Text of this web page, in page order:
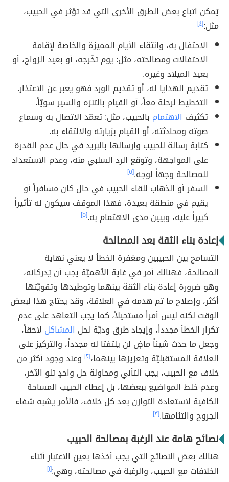
يُمكن اتباع بعض الطرق الأخرى التي قد تؤثر في الحبيب،
مثل:[٤]
الاحتفال به، وانتقاء الأيام المميزة والخاصة لإقامة
الاحتفالات ومصالحته، مثل: يوم تخّرجه، أو بعيد الزواج، أو
بعيد الميلاد وغيره.
تقديم الهدايا له، أو تقديم الورد فهو يعبر عن الاعتذار.
التخطيط لرحلة معاً، أو القيام بالتنزه والسير سويّاً.
تكثيف الاهتمام بالحبيب، مثل: تعمّد الاتصال به وسماع
صوته ومحادثته، أو القيام بزيارته والالتقاء به.
كتابة رسالة للحبيب وإرسالها بالبريد في حال عدم القدرة
على المواجهة، وتوقع الرد السلبي منه، وعدم الاستعداد
للمصالحة وجهاً لوجه.[٥]
السفر أو الذهاب للقاء الحبيب في حال كان مسافراً أو
يقيم في منطقة بعيدة، فهذا الموقف سيكون له تأثيراً
كبيراً عليه، ويبين مدى الاهتمام به.[٥]
إعادة بناء الثقة بعد المصالحة
التسامح بين الحبيبين ومغفرة الخطأ لا يعني نهاية
المصالحة، فهنالك أمر في غاية الأهميّة يجب أن يُدركانه،
وهو ضرورة إعادة بناء الثقة بينهما وتوطيدها وتقويّتها
أكثر، وإصلاح ما تم هدمه في العلاقة، وقد يحتاج هذا لبعض
الوقت لكنه ليس أمراً مستحيلاً، كما يجب التعاهد على عدم
تكرار الخطأ مجدداً، وإيجاد طرق وديّة لحل المشاكل لاحقاً،
وجعل ما حدث شيئاً ماضٍ لن يلتفتا له مجدداً، والتركيز على
العلاقة المستقبليّة وتعزيزها بينهما،[٢]
وعند وجود أكثر من
خلاف مع الحبيب، يجب التأني ومحاولة حل واحدٍ تلو الآخر،
وعدم خلط المواضيع ببعضها، بل إعطاء الحبيب المساحة
الكافية لاستعادة التوازن بعد كل خلاف، فالأمر يشبه شفاء
الجروح والتئامها.[٣]
نصائح هامة عند الرغبة بمصالحة الحبيب
هنالك بعض النصائح التي يجب أخذها بعين الاعتبار أثناء
الخلافات مع الحبيب، والرغبة في مصالحته، وهي:[١]